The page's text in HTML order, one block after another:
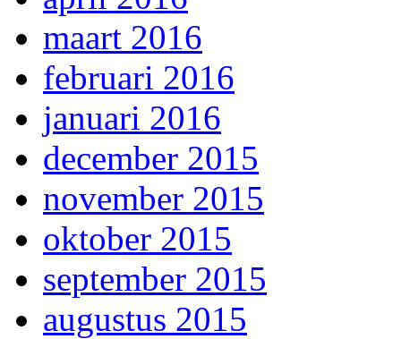
maart 2016
februari 2016
januari 2016
december 2015
november 2015
oktober 2015
september 2015
augustus 2015